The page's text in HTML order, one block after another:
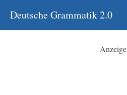
Inhalt
springen
Deutsche Grammatik 2.0
Anzeige